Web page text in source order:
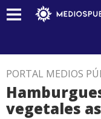
PORTAL MEDIOS
vegetales